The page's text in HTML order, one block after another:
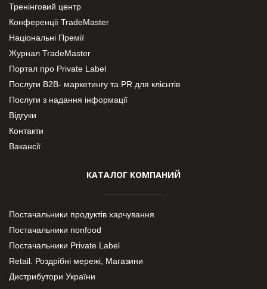
Тренінговий центр
Конференції TradeMaster
Національні Премії
Журнал TradeMaster
Портал про Private Label
Послуги В2В- маркетингу та PR для клієнтів
Послуги з надання інформації
Відгуки
Контакти
Вакансії
КАТАЛОГ КОМПАНИЙ
Постачальники продуктів харчування
Постачальники nonfood
Постачальники Private Label
Retail. Роздрібні мережі, Магазини
Дистрибутори України